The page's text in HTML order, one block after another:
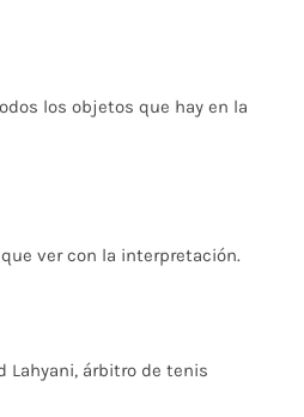
los objetos que hay en la
ver con la interpretación.
Lahyani, árbitro de tenis